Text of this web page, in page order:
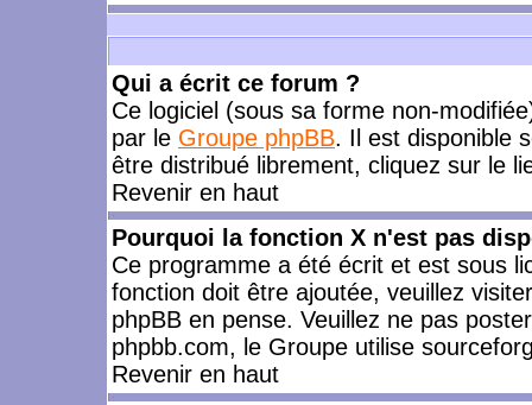
Qui a écrit ce forum ?
Ce logiciel (sous sa forme non-
par le Groupe phpBB. Il est disponible
être distribué librement, cliquez sur le
Revenir en haut
Pourquoi la fonction X n'est pas
Ce programme a été écrit et est sous
fonction doit être ajoutée, veuillez
phpBB en pense. Veuillez ne pas
phpbb.com, le Groupe utilise
Revenir en haut